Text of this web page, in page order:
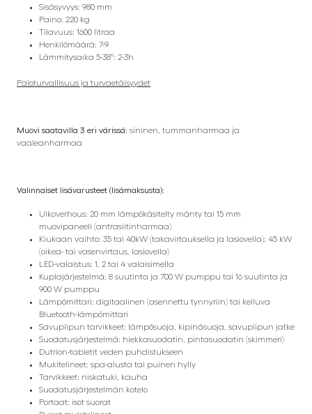
Sisäsyvyys: 980 mm
Paino: 220 kg
Tilavuus: 1600 litraa
Henkilömäärä: 7-9
Lämmitysaika 5-38°: 2-3h
Paloturvallisuus ja turvaetäisyydet
Muovi saatavilla 3 eri värissä: sininen, tummanharmaa ja
vaaleanharmaa
Valinnaiset lisävarusteet (lisämaksusta):
Ulkoverhous: 20 mm lämpökäsitelty mänty tai 15 mm
muovipaneeli (antrasiitinharmaa)
Kiukaan vaihto: 35 tai 40kW (takavirtauksella ja lasiovella); 45 kW
(oikea- tai vasenvirtaus. lasiovella)
LED-valaistus: 1, 2 tai 4 valaisimella
Kuplajärjestelmä: 8 suutinta ja 700 W pumppu tai 16 suutinta ja
900 W pumppu
Lämpömittari: digitaalinen (asennettu tynnyriin) tai kelluva
Bluetooth-lämpömittari
Savupiipun tarvikkeet: lämpösuoja, kipinäsuoja, savupiipun jatke
Suodatusjärjestelmä: hiekkasuodatin, pintasuodatin (skimmeri)
Dutrion-tabletit veden puhdistukseen
Mukitelineet: spa-alusta tai puinen hylly
Tarvikkeet: niskatuki, kauha
Suodatusjärjestelmän kotelo
Portaat: isot suorat